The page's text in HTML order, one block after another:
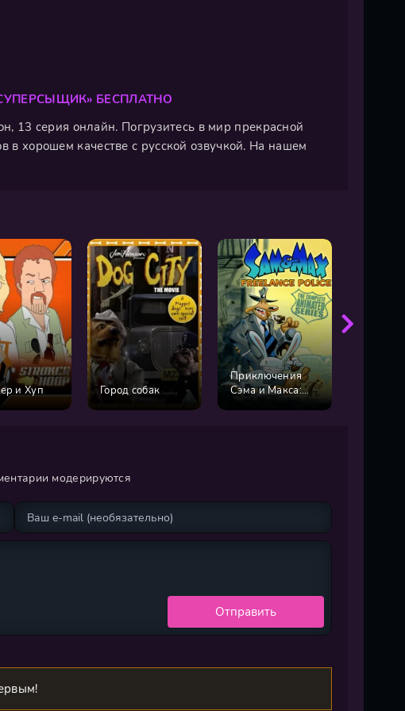
БЕСПЛАТНО
13 серия онлайн. Погрузитесь в мир прекрасной
хорошем качестве с русской озвучкой. На нашем
и Хуп Город собак
Приключения
Сэма и Макса:
модерируются
Отправить